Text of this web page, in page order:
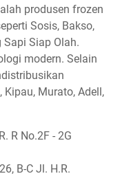
produsen frozen
Sosis, Bakso,
Sapi Siap Olah.
modern. Selain
Murato, Adell,
R No.2F - 2G
B-C Jl. H.R.